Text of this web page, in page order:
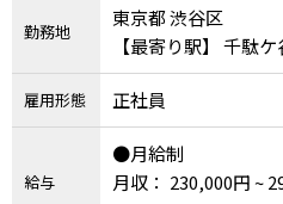
勤務地
東京都 渋谷区
【最寄り
雇用形態 正社員
給与
●月給制
月収： 230,000円 ~